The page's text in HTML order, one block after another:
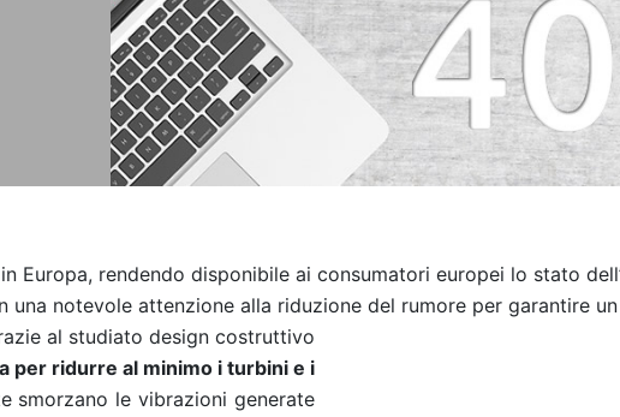
Europa, rendendo disponibile ai consumatori europei lo stato
una notevole attenzione alla riduzione del rumore per garantire
al studiato design costruttivo
per ridurre al minimo i turbini e i
smorzano le vibrazioni generate